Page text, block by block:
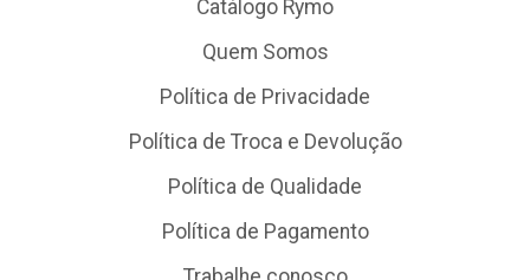
Catálogo Rymo
Quem Somos
Política de Privacidade
Política de Troca e Devolução
Política de Qualidade
Política de Pagamento